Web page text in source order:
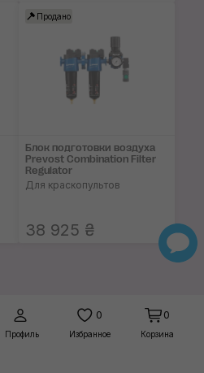
Продано
Блок подготовки воздуха
Prevost Combination Filter
Regulator
Для краскопультов
38 925 ₴
Профиль
0
Избранное
0
Корзина